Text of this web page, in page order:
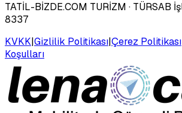
TATİL-BİZDE.COM TURİZM · TÜRSAB
8337
KVKK|Gizlilik Politikası|Çerez Politikası
Koşulları